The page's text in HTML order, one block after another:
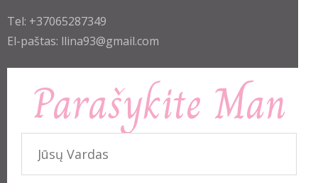
Tel: +37065287349
El-paštas: llina93@gmail.com
Parašykite Man